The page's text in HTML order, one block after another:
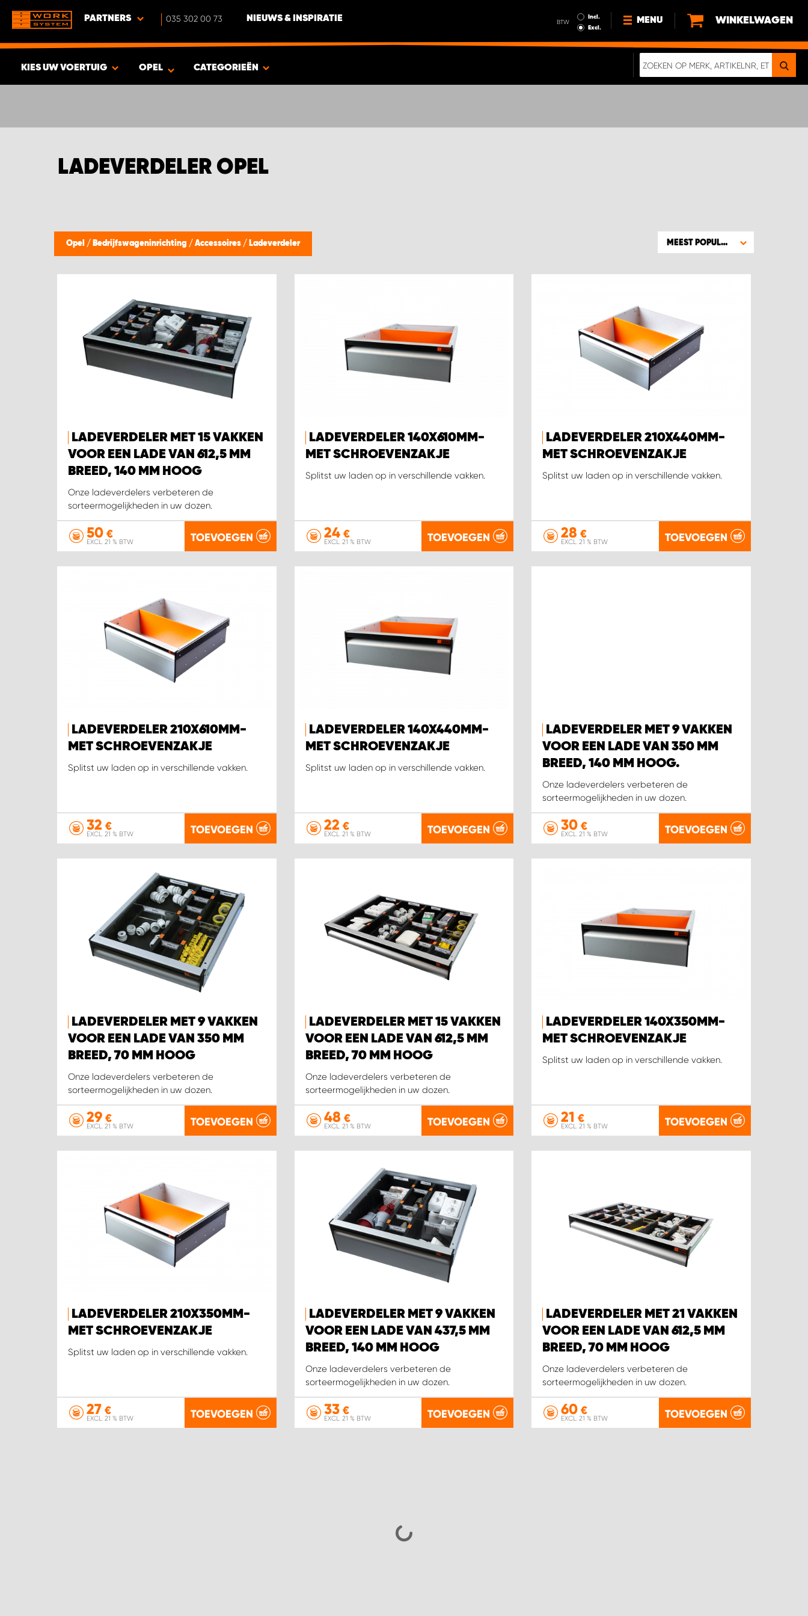
PARTNERS 035 302 00 73 NIEUWS & INSPIRATIE BTW
Incl.
Excl.
MENU
NIEUWS
WINKELWAGEN
KIES UW VOERTUIG OPEL CATEGORIEËN
LADEVERDELER OPEL
Opel / Bedrijfswageninrichting / Accessoires / Ladeverdeler MEEST POPULAIR
LADEVERDELER MET 15 VAKKEN
VOOR EEN LADE VAN 612,5 MM
BREED, 140 MM HOOG
Onze ladeverdelers verbeteren de
sorteermogelijkheden in uw dozen.
50 €
EXCL. 21 % BTW TOEVOEGEN
LADEVERDELER 140X610MM-
MET SCHROEVENZAKJE
Splitst uw laden op in verschillende vakken.
24€
EXCL. 21 % BTW TOEVOEGEN
LADEVERDELER 210X440MM-
MET SCHROEVENZAKJE
Splitst uw laden op in verschillende vakken.
28 €
EXCL. 21 % BTW TOEVOEGEN
LADEVERDELER 210X610MM-
MET SCHROEVENZAKJE
Splitst uw laden op in verschillende vakken.
32 €
EXCL. 21 % BTW TOEVOEGEN
LADEVERDELER 140X440MM-
MET SCHROEVENZAKJE
Splitst uw laden op in verschillende vakken.
22 €
EXCL. 21 % BTW TOEVOEGEN
LADEVERDELER MET 9 VAKKEN
VOOR EEN LADE VAN 350 MM
BREED, 140 MM HOOG.
Onze ladeverdelers verbeteren de
sorteermogelijkheden in uw dozen.
30 €
EXCL. 21 % BTW TOEVOEGEN
LADEVERDELER MET 9 VAKKEN
VOOR EEN LADE VAN 350 MM
BREED, 70 MM HOOG
Onze ladeverdelers verbeteren de
sorteermogelijkheden in uw dozen.
29 €
EXCL. 21 % BTW TOEVOEGEN
LADEVERDELER MET 15 VAKKEN
VOOR EEN LADE VAN 612,5 MM
BREED, 70 MM HOOG
Onze ladeverdelers verbeteren de
sorteermogelijkheden in uw dozen.
48 €
EXCL. 21 % BTW TOEVOEGEN
LADEVERDELER 140X350MM-
MET SCHROEVENZAKJE
Splitst uw laden op in verschillende vakken.
21 €
EXCL. 21 % BTW TOEVOEGEN
LADEVERDELER 210X350MM-
MET SCHROEVENZAKJE
Splitst uw laden op in verschillende vakken.
27 €
EXCL. 21 % BTW TOEVOEGEN
LADEVERDELER MET 9 VAKKEN
VOOR EEN LADE VAN 437,5 MM
BREED, 140 MM HOOG
Onze ladeverdelers verbeteren de
sorteermogelijkheden in uw dozen.
33€
EXCL. 21 % BTW TOEVOEGEN
LADEVERDELER MET 21 VAKKEN
VOOR EEN LADE VAN 612,5 MM
BREED, 70 MM HOOG
Onze ladeverdelers verbeteren de
sorteermogelijkheden in uw dozen.
60 €
EXCL. 21 % BTW TOEVOEGEN